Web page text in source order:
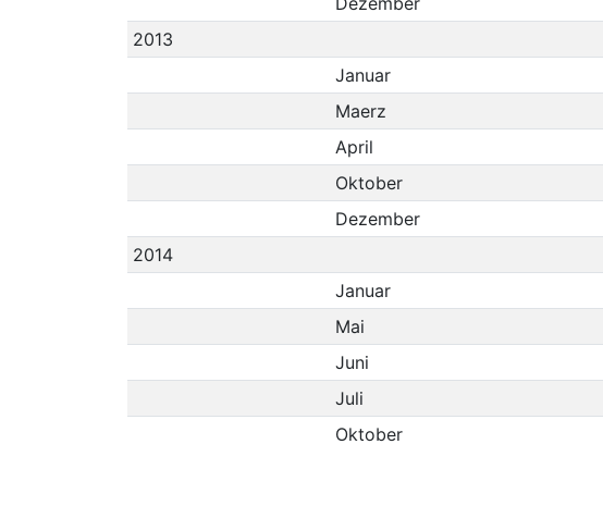
2013
Januar
Maerz
April
Oktober
Dezember
2014
Januar
Mai
Juni
Juli
Oktober